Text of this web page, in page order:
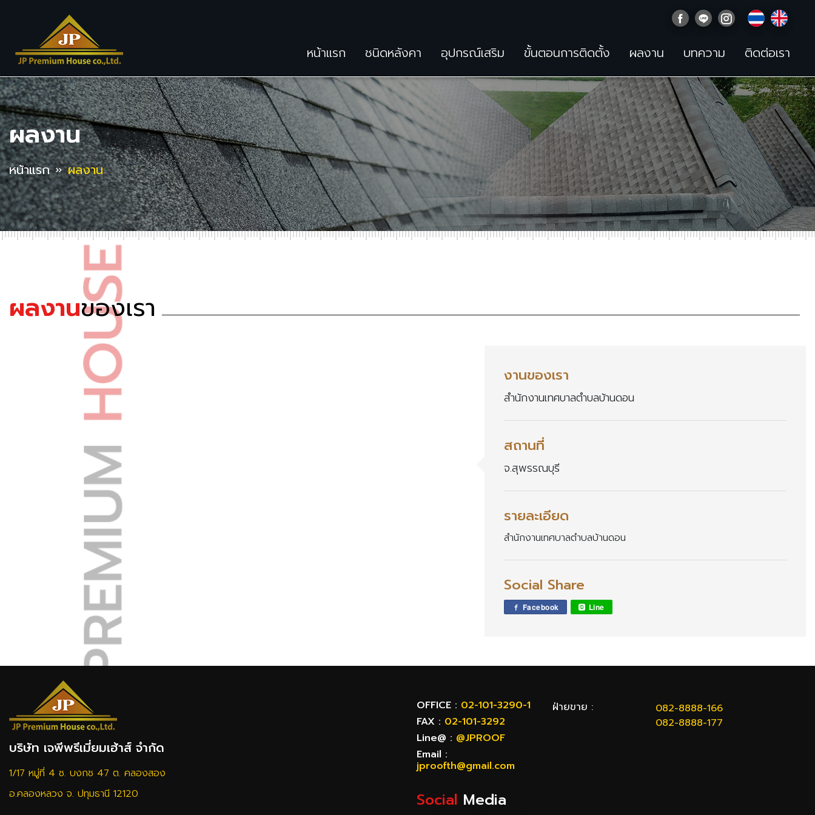
หน้าแรก ชนิดหลังคา อุปกรณ์เสริม ขั้นตอนการติดตั้ง ผลงาน บทความ ติดต่อเรา
ผลงาน
หน้าแรก ผลงาน
ผลงานของเรา
งานของเรา
สำนักงานเทศบาลตำบลบ้านดอน
สถานที่
จ.สุพรรณบุรี
รายละเอียด
สำนักงานเทศบาลตำบลบ้านดอน
Social Share
Facebook Line
บริษัท เจพีพรีเมี่ยมเฮ้าส์ จำกัด
1/17 หมู่ที่ 4 ซ. บงกช 47 ต. คลองสอง
อ.คลองหลวง จ. ปทุมธานี 12120
OFFICE : 02-101-3290-1
FAX : 02-101-3292
Line@ : @JPROOF
Email :
jproofth@gmail.com
ฝ่ายขาย :
082-8888-166
082-8888-177
Social Media